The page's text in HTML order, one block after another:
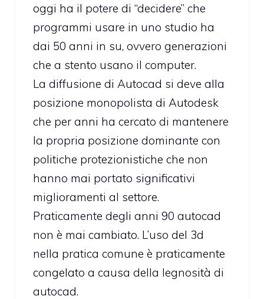
oggi ha il potere di “decidere” che
programmi usare in uno studio ha
dai 50 anni in su, ovvero generazioni
che a stento usano il computer.
La diffusione di Autocad si deve alla
posizione monopolista di Autodesk
che per anni ha cercato di mantenere
la propria posizione dominante con
politiche protezionistiche che non
hanno mai portato significativi
miglioramenti al settore.
Praticamente degli anni 90 autocad
non è mai cambiato. L’uso del 3d
nella pratica comune è praticamente
congelato a causa della legnosità di
autocad.